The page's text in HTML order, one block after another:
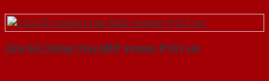
Cửa Gỗ Chống Cháy MDF Veneer P1G1 soi